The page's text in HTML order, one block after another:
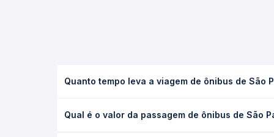
Quanto tempo leva a viagem de ônibus de São
executivo ou leito) e as condições de tráfego. Na
Qual é o valor da passagem de ônibus de São